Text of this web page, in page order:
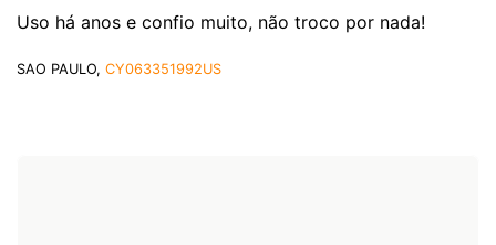
Uso há anos e confio muito, não troco por nada!
SAO PAULO, CY063351992US